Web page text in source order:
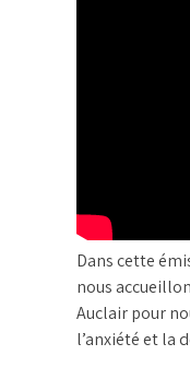
Dans cette
nous
Auclair pour
l’anxiété et la